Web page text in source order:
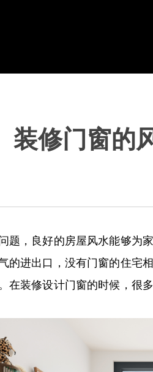
装修门窗的
题，良好的房屋风水能够为
的进出口，没有门窗的住宅
在装修设计门窗的时候，很